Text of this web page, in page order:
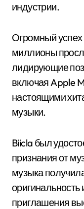
индустрии.
Огромный успех
миллионы
лидирующие
включая Apple
настоящими
музыки.
Biicla был
признания от
музыка
приглашения